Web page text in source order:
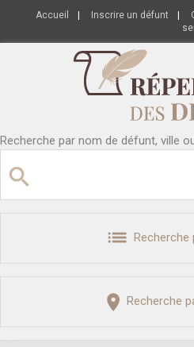
Accueil Inscrire un défunt
Recherche par nom de défunt, ville
Recherche
Recherche